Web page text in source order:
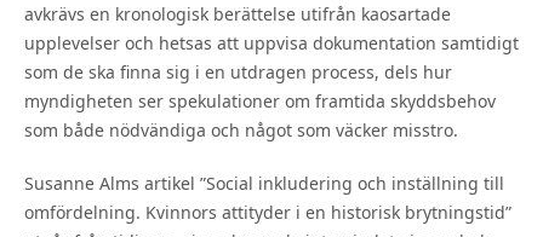
avkrävs en kronologisk berättelse utifrån kaosartade
upplevelser och hetsas att uppvisa dokumentation samtidigt
som de ska finna sig i en utdragen process, dels hur
myndigheten ser spekulationer om framtida skyddsbehov
som både nödvändiga och något som väcker misstro.
Susanne Alms artikel ”Social inkludering och inställning till
omfördelning. Kvinnors attityder i en historisk brytningstid”